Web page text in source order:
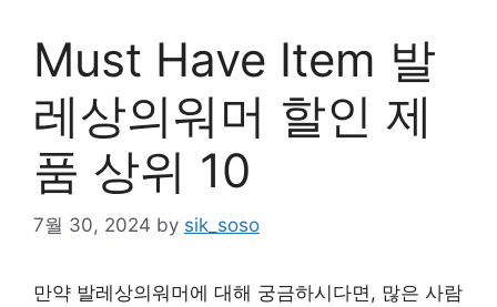
Must Have Item 발
레상의워머 할인 제
품 상위 10
7월 30, 2024 by sik_soso
만약 발레상의워머에 대해 궁금하시다면, 많은 사람